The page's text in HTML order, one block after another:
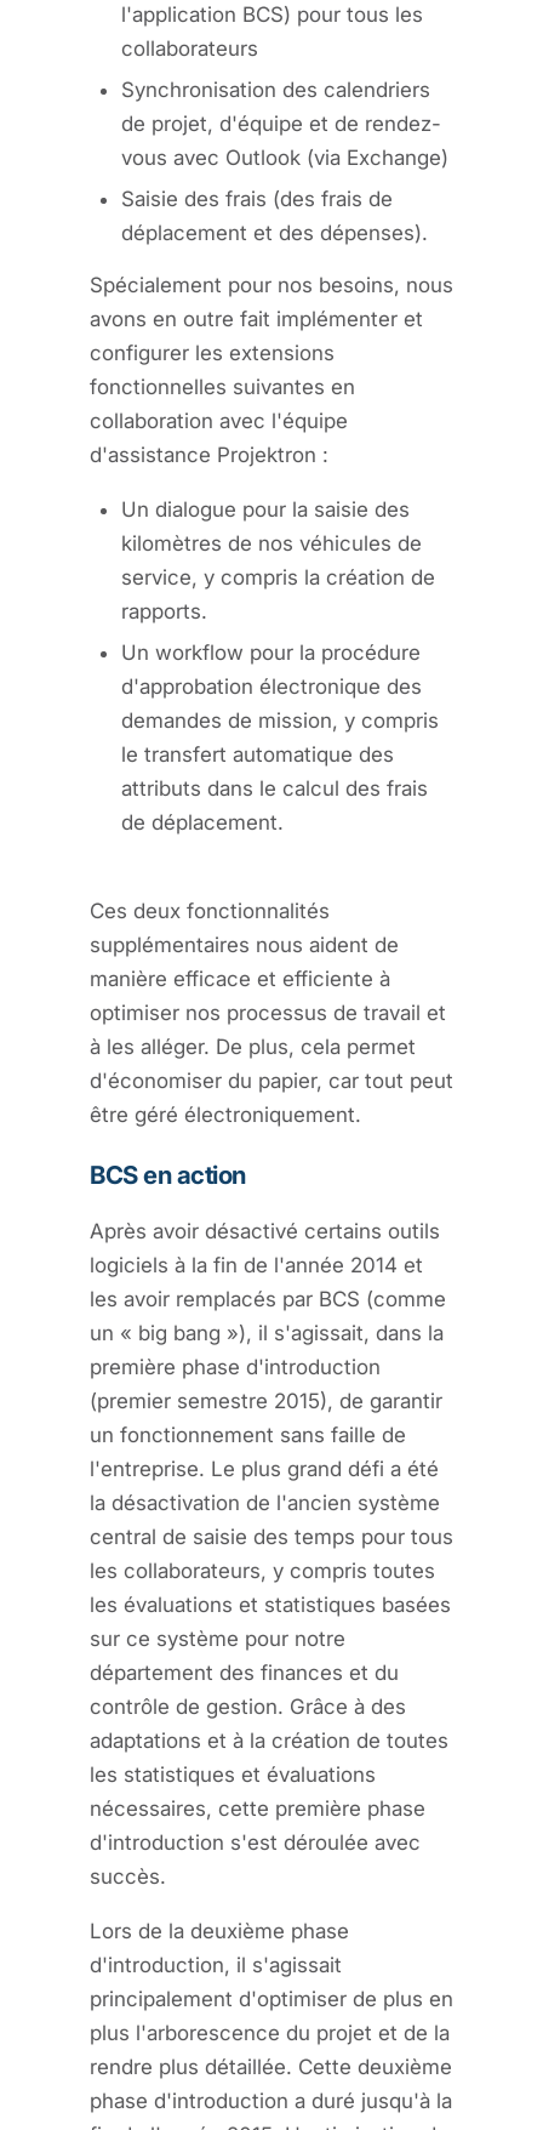
l'application BCS) pour tous les
collaborateurs
Synchronisation des calendriers
de projet, d'équipe et de rendez-
vous avec Outlook (via Exchange)
Saisie des frais (des frais de
déplacement et des dépenses).
Spécialement pour nos besoins, nous
avons en outre fait implémenter et
configurer les extensions
fonctionnelles suivantes en
collaboration avec l'équipe
d'assistance Projektron :
Un dialogue pour la saisie des
kilomètres de nos véhicules de
service, y compris la création de
rapports.
Un workflow pour la procédure
d'approbation électronique des
demandes de mission, y compris
le transfert automatique des
attributs dans le calcul des frais
de déplacement.
Ces deux fonctionnalités
supplémentaires nous aident de
manière efficace et efficiente à
optimiser nos processus de travail et
à les alléger. De plus, cela permet
d'économiser du papier, car tout peut
être géré électroniquement.
BCS en action
Après avoir désactivé certains outils
logiciels à la fin de l'année 2014 et
les avoir remplacés par BCS (comme
un « big bang »), il s'agissait, dans la
première phase d'introduction
(premier semestre 2015), de garantir
un fonctionnement sans faille de
l'entreprise. Le plus grand défi a été
la désactivation de l'ancien système
central de saisie des temps pour tous
les collaborateurs, y compris toutes
les évaluations et statistiques basées
sur ce système pour notre
département des finances et du
contrôle de gestion. Grâce à des
adaptations et à la création de toutes
les statistiques et évaluations
nécessaires, cette première phase
d'introduction s'est déroulée avec
succès.
Lors de la deuxième phase
d'introduction, il s'agissait
principalement d'optimiser de plus en
plus l'arborescence du projet et de la
rendre plus détaillée. Cette deuxième
phase d'introduction a duré jusqu'à la